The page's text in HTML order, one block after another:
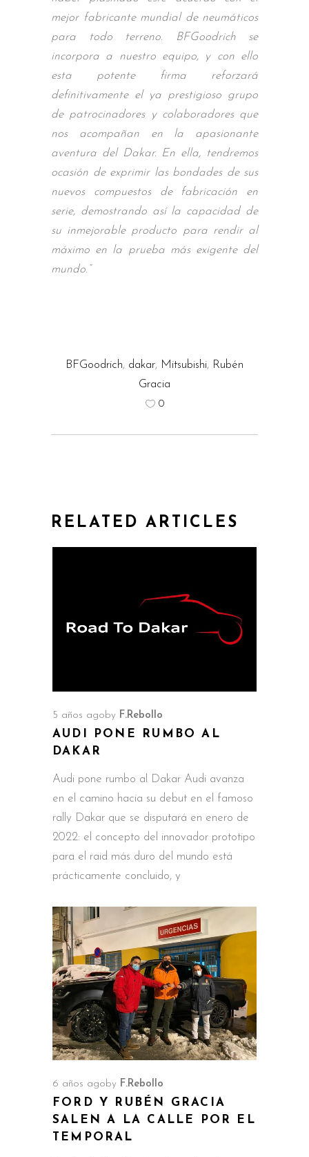
mejor fabricante mundial de neumáticos
para todo terreno. BFGoodrich se
incorpora a nuestro equipo, y con ello
esta potente firma reforzará
definitivamente el ya prestigioso grupo
de patrocinadores y colaboradores que
nos acompañan en la apasionante
aventura del Dakar. En ella, tendremos
ocasión de exprimir las bondades de sus
nuevos compuestos de fabricación en
serie, demostrando así la capacidad de
su inmejorable producto para rendir al
máximo en la prueba más exigente del
mundo.”
BFGoodrich, dakar, Mitsubishi, Rubén
Gracia
0
RELATED ARTICLES
5 años agoby F.Rebollo
AUDI PONE RUMBO AL
DAKAR
Audi pone rumbo al Dakar Audi avanza
en el camino hacia su debut en el famoso
rally Dakar que se disputará en enero de
2022: el concepto del innovador prototipo
para el raid más duro del mundo está
prácticamente concluido, y
6 años agoby F.Rebollo
FORD Y RUBÉN GRACIA
SALEN A LA CALLE POR EL
TEMPORAL